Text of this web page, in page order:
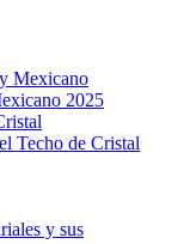
Mexicano
2025
Techo de Cristal
y sus